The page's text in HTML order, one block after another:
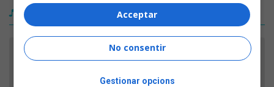
Les 30+1 cites de l'Strenes 2025
FES EL TEU COMENTARI
Acceptar
No consentir
Gestionar opcions